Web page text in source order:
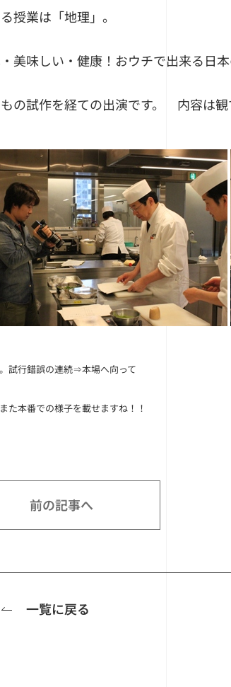
授業は「地理」。
美味しい・健康！おウチで出来る日
の試作を経ての出演です。 内容は観
試行錯誤の連続⇒本場へ向って
た本番での様子を載せますね！！
前の記事へ
一覧に戻る